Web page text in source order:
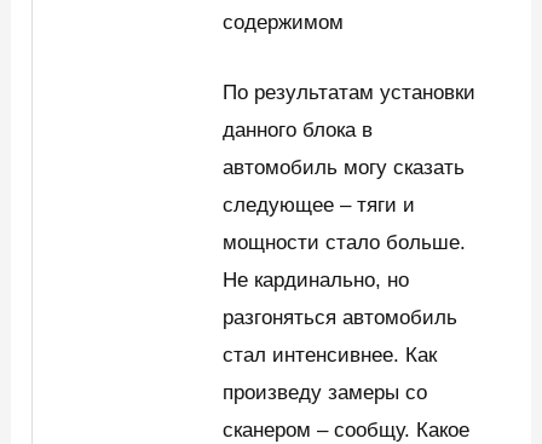
содержимом
По результатам установки
данного блока в
автомобиль могу сказать
следующее – тяги и
мощности стало больше.
Не кардинально, но
разгоняться автомобиль
стал интенсивнее. Как
произведу замеры со
сканером – сообщу. Какое